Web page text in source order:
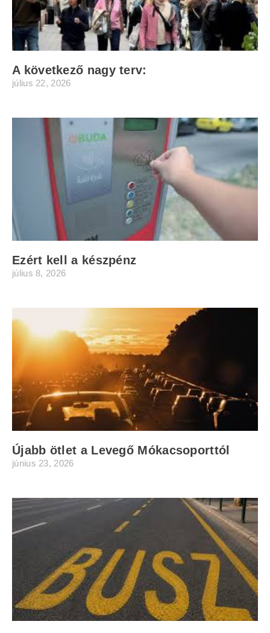
A következő nagy terv:
július 22, 2026
Ezért kell a készpénz
július 8, 2026
Újabb ötlet a Levegő Mókacsoporttól
június 23, 2026